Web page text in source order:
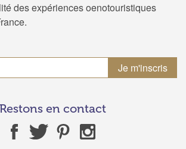
des expériences oenotouristiques
Restons en contact